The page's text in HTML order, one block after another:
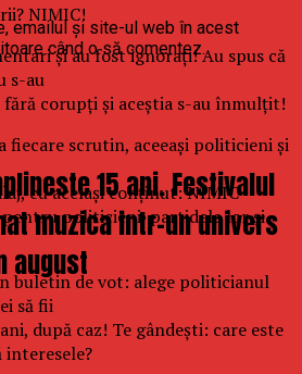
NIMIC!
și au fost ignorați! Au spus că
s-au
corupți și aceștia s-au înmulțit!
fiecare scrutin, aceeași politicieni și
cu același conținut: NIMIC
politicieni, partidele lor și
buletin de vot: alege politicianul
să fii
după caz! Te gândești: care este
emailul și site-ul web în acest
când o să comentez.
15 ani. Festivalul
muzica intr-un univers
august